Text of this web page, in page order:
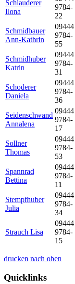
Schlauderer
Ilona
9784-
22
Schmidbauer
Ann-Kathrin
09444
9784-
55
Schmidhuber
Katrin
09444
9784-
31
Schoderer
Daniela
09444
9784-
36
Seidenschwand
Annalena
09444
9784-
17
Sollner
Thomas
09444
9784-
53
Spannrad
Bettina
09444
9784-
11
Stempfhuber
Julia
09444
9784-
34
Strauch Lisa
09444
9784-
15
drucken nach oben
Quicklinks